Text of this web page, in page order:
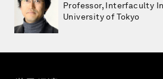
Professor, Interfaculty
University of Tokyo